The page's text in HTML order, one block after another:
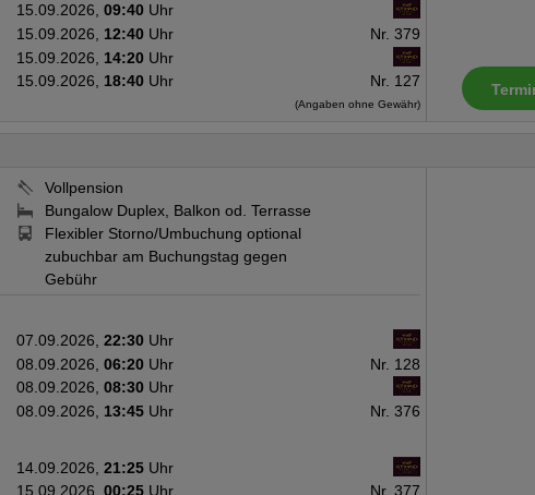
15.09.2026, 09:40 Uhr
15.09.2026, 12:40 Uhr
Nr. 379
15.09.2026, 14:20 Uhr
15.09.2026, 18:40 Uhr Nr. 127
(Angaben ohne Gewähr)
Vollpension
Bungalow Duplex, Balkon od. Terrasse
Flexibler Storno/Umbuchung optional
zubuchbar am Buchungstag gegen
Gebühr
07.09.2026, 22:30 Uhr
08.09.2026, 06:20 Uhr
Nr. 128
08.09.2026, 08:30 Uhr
08.09.2026, 13:45 Uhr
Nr. 376
14.09.2026, 21:25 Uhr
15.09.2026, 00:25 Uhr Nr. 377